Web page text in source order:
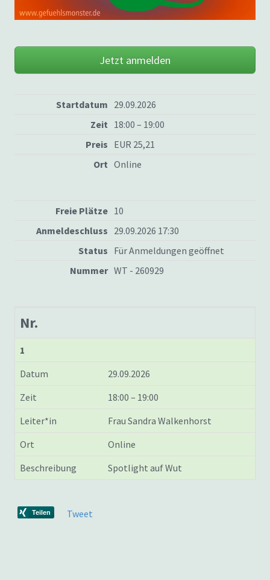
Jetzt anmelden
Startdatum 29.09.2026
Zeit 18:00 – 19:00
Preis EUR 25,21
Ort Online
Freie Plätze 10
Anmeldeschluss 29.09.2026 17:30
Status Für Anmeldungen geöffnet
Nummer WT - 260929
Nr.
1
Datum
29.09.2026
Zeit
18:00 – 19:00
Leiter*in
Frau Sandra Walkenhorst
Ort
Online
Beschreibung
Spotlight auf Wut
Tweet